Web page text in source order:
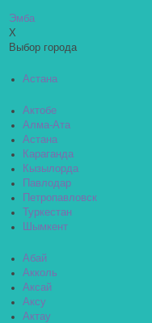
Эмба
X
Выбор города
Астана
Актобе
Алма-Ата
Астана
Караганда
Кызылорда
Павлодар
Петропавловск
Туркестан
Шымкент
Абай
Акколь
Аксай
Аксу
Актау